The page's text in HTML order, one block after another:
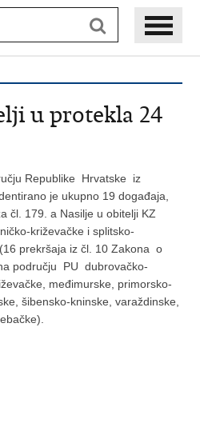
u protekla 24
Republike Hrvatske iz
je ukupno 19 događaja,
čl. 179. a Nasilje u obitelji KZ
križevačke i splitsko-
prekršaja iz čl. 10 Zakona o
području PU dubrovačko-
međimurske, primorsko-
šibensko-kninske, varaždinske,